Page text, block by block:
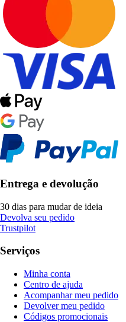
Entrega e devolução
30 dias para mudar de ideia
Devolva seu pedido
Trustpilot
Serviços
Minha conta
Centro de ajuda
Acompanhar meu pedido
Devolver meu pedido
Códigos promocionais